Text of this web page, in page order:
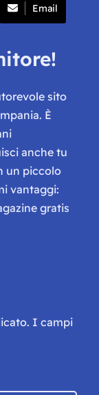
Email
sito
È
anche tu
un piccolo
vantaggi:
gratis
I campi